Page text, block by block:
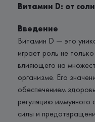
Витамин D: от
Введение
Витамин D — это
играет роль не
влияющего на
организме. Его
обеспечением
регуляцию
силы и